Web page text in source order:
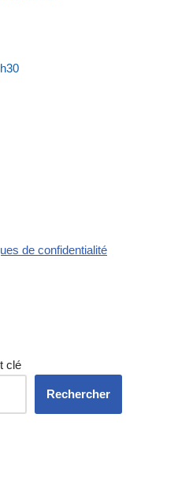
de confidentialité
clé
Rechercher